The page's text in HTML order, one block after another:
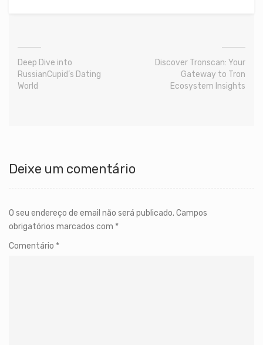
Deep Dive into
RussianCupid’s Dating
World
Discover Tronscan: Your
Gateway to Tron
Ecosystem Insights
Deixe um comentário
O seu endereço de email não será publicado. Campos
obrigatórios marcados com *
Comentário *